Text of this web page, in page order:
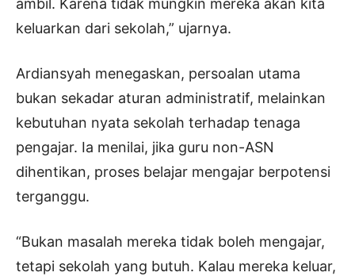
ambil. Karena tidak mungkin mereka akan kita
keluarkan dari sekolah,” ujarnya.
Ardiansyah menegaskan, persoalan utama
bukan sekadar aturan administratif, melainkan
kebutuhan nyata sekolah terhadap tenaga
pengajar. Ia menilai, jika guru non-ASN
dihentikan, proses belajar mengajar berpotensi
terganggu.
“Bukan masalah mereka tidak boleh mengajar,
tetapi sekolah yang butuh. Kalau mereka keluar,